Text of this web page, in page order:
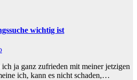
wichtig ist
ja ganz zufrieden mit meiner jetzigen
ich, kann es nicht schaden,…